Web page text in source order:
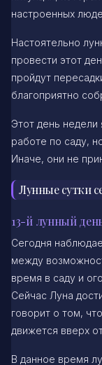
настроенных
Настоятельно
провести этот
пройдут
благоприятно
Этот день недели
работе по саду,
Иначе, они не
Лунные сутки
13-й лунный
Сегодня
между
время в саду и
Сейчас Луна
говорит о том,
движется вверх
В данное время